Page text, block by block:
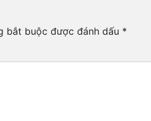
bắt buộc được đánh dấu *